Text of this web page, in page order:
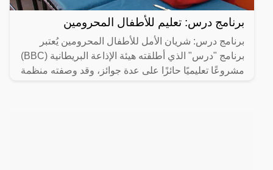
برنامج درس: تعليم للأطفال المحرومين
برنامج درس: شريان الأمل للأطفال المحرومين يُعتبر
برنامج "درس" الذي أطلقته هيئة الإذاعة البريطانية (BBC)
مشروعًا تعليميًا حائزًا على عدة جوائز، وقد وصفته منظمة